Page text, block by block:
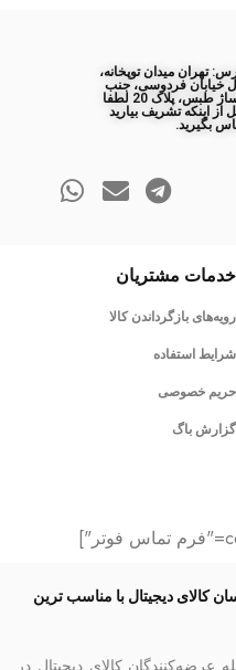
تهران میدان توپخانه،
خیابان فردوسی، جنب
پاساژ طبس، پلاک 20 لطفا
از اینکه تشریف بیارید
بگیرید.
خدمات مشتریان
رویه‌های بازگرداندن کالا
شرایط استفاده
حریم خصوصی
گزارش باگ
کالای دیجیتال با مناسب ترین
کالای دیجیتال در